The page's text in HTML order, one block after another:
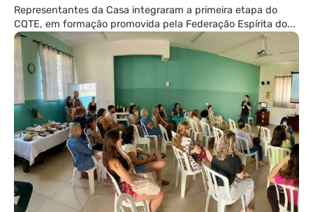
Representantes da Casa integraram a primeira etapa do
CQTE, em formação promovida pela Federação Espírita do...